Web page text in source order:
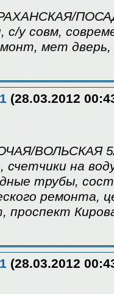
с/у совм,
мет дверь,
(28.03.2012
ВОЛЬСКАЯ
счетчики на
трубы,
ремонта,
проспект
(28.03.2012